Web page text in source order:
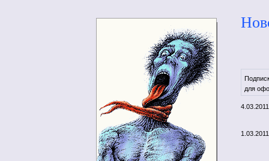
для
4.03.2011
1.03.2011